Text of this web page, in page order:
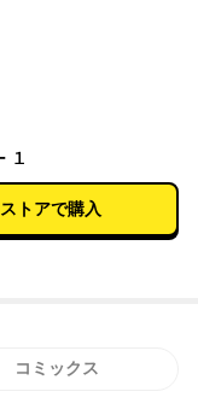
指して
27日
１
トアで購入
コミックス